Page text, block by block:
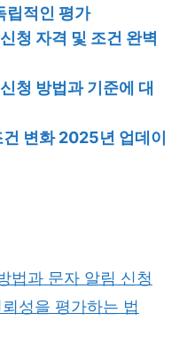
립적인 평가
청 자격 및 조건 완벽
청 방법과 기준에 대
변화 2025년 업데이
법과 문자 알림 신청
성을 평가하는 법